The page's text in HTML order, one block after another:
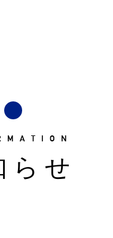
らせ